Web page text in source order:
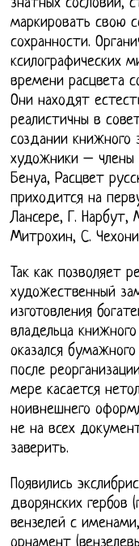
знатных сословий,
маркировать свою
сохранности.
ксилографических
времени расцвета
Они находят
реалистичны в
создании книжного
художники – члены
Бенуа, Расцвет
приходится на
Лансере, Г.
Митрохин, С.
Так как позволяет
художественный
изготовления
владельца
оказался
после
мере касается
ноивнешнего
не на всех
заверить.
Появились
дворянских гербов
вензелей с